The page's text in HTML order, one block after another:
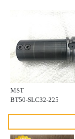
MST
BT50-SLC32-225